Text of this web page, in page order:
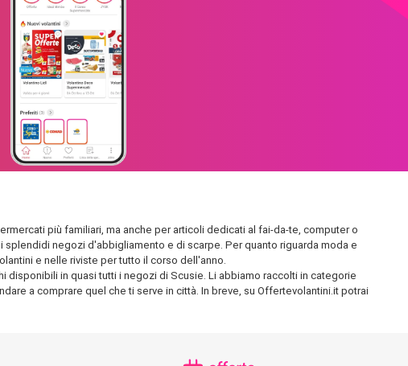
più familiari, ma anche per articoli dedicati al fai-da-te, computer o
negozi d'abbigliamento e di scarpe. Per quanto riguarda moda e
e nelle riviste per tutto il corso dell'anno.
in quasi tutti i negozi di Scusie. Li abbiamo raccolti in categorie
a comprare quel che ti serve in città. In breve, su Offertevolantini.it potrai